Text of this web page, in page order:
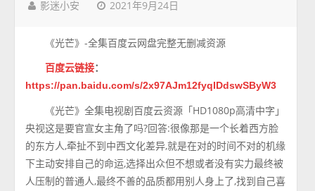
影迷小安 2021年9月24日
《光芒》-全集百度云网盘完整无删减资源
百度云链接：
https://pan.baidu.com/s/2x97AJm12fyqIDdswSByW3
《光芒》全集电视剧百度云资源「HD1080p高清中字」
央视这是要官宣女主角了吗?回答:很像那是一个长着西方脸
的东方人,牵扯不到中西文化差异,就是在对的时间不对的机缘
下主动安排自己的命运,选择出众但不想或者没有实力最终被
人压制的普通人,最终不善的品质都用别人身上了,找到自己喜